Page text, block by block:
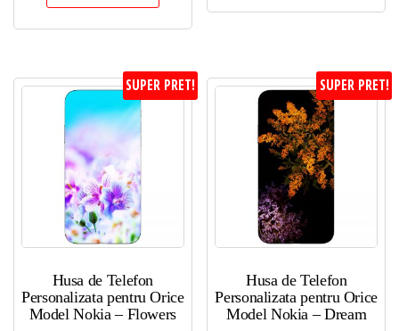
SUPER PRET!
Husa de Telefon
Personalizata pentru Orice
Model Nokia – Flowers
SUPER PRET!
Husa de Telefon
Personalizata pentru Orice
Model Nokia – Dream